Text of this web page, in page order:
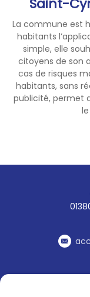
La commune est
habitants
simple, elle
citoyens de son
cas de risques
habitants, sans
publicité, permet
Les